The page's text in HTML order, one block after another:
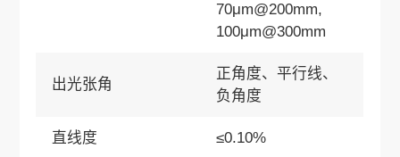
70μm@200mm,
100μm@300mm
出光张角
正角度、平行线、
负角度
直线度 ≤0.10%